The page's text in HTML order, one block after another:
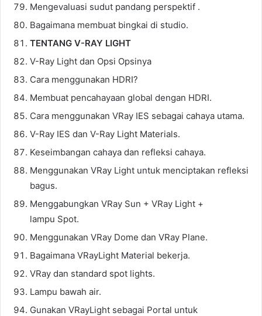
Mengevaluasi sudut pandang perspektif .
Bagaimana membuat bingkai di studio.
TENTANG V-RAY LIGHT
V-Ray Light dan Opsi Opsinya
Cara menggunakan HDRI?
Membuat pencahayaan global dengan HDRI.
Cara menggunakan VRay IES sebagai cahaya utama.
V-Ray IES dan V-Ray Light Materials.
Keseimbangan cahaya dan refleksi cahaya.
Menggunakan VRay Light untuk menciptakan refleksi
bagus.
Menggabungkan VRay Sun + VRay Light +
lampu Spot.
Menggunakan VRay Dome dan VRay Plane.
Bagaimana VRayLight Material bekerja.
VRay dan standard spot lights.
Lampu bawah air.
Gunakan VRayLight sebagai Portal untuk